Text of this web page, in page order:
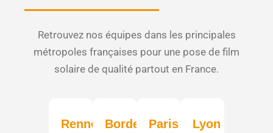
Retrouvez nos équipes dans les principales
métropoles françaises pour une pose de film
solaire de qualité partout en France.
Rennes BordeauxParis Lyon